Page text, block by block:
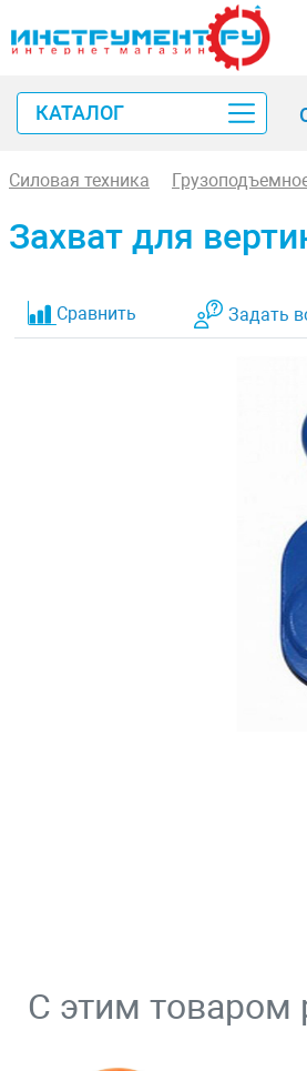
КАТАЛОГ
Силовая техника
Захват для
Сравнить Задать
С этим товаром